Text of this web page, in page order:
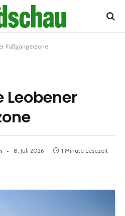
Fußgängerzone
Leobener
8. Juli 2026 1 Minute Lesezeit